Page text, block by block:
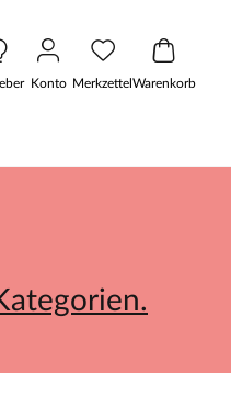
Konto MerkzettelWarenkorb